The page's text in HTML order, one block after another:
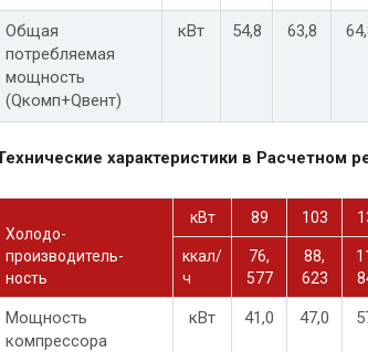
Общая
потребляемая
мощность
(Qкомп+Qвент)
кВт 54,8 63,8
характеристики в Расчетном
Холодо-
производитель-
ность
кВт 89 103
ккал/
ч
76,
577
88,
623
Мощность
компрессора
кВт 41,0 47,0